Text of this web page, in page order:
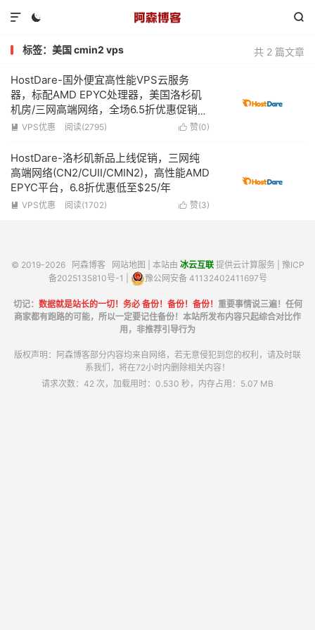
 

共 2 篇文章
标签：美国 cmin2 vps
HostDare-国外便宜高性能VPS云服务
器，标配AMD EPYC处理器，美国洛杉矶
机房/三网高端网络，全场6.5折优惠促销，
1.5G内存1核心100Mbps带宽低至$24/年
 赞(0)
 VPS优惠 阅读(2795)
HostDare-洛杉矶新品上线促销，三网纯
高端网络(CN2/CUII/CMIN2)，高性能AMD
EPYC平台，6.8折优惠低至$25/年
 赞(3)
 VPS优惠 阅读(1702)
© 2019-2026 阿森博客 网站地图 | 本站由 冰云互联提供云计算服务 | 豫ICP
备2025135810号-1
豫公网安备 41132402411697号
切记： 数据就是站长的一切！务必 备份！备份！备份！ 重要事情说三遍！任何
商家都有跑路的可能，所以一定要记住备份！本站所发布内容只起综合对比作
用，非推荐引导行为
版权声明：阿森博客部分内容均来自网络，若无意侵犯到您的权利，请及时联
系我们，将在72小时内删除相关内容！
请求次数：42 次，加载用时：0.530 秒，内存占用：5.07 MB